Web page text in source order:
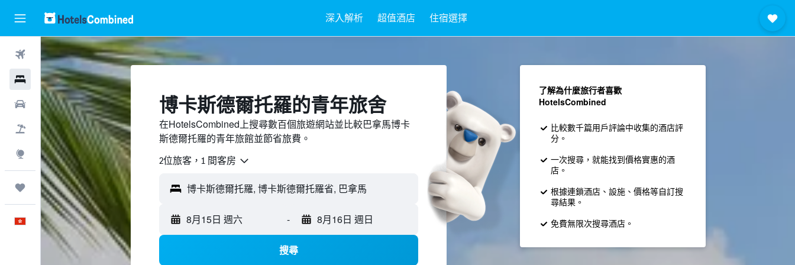
深入解析 超值酒店 住宿選擇
機票
酒店
租車
機票＋酒店
探索
我的旅程
中文
博卡斯德爾托羅的青年旅舍
在HotelsCombined上搜尋數百個旅遊網站並比較巴拿馬博卡
斯德爾托羅的青年旅館並節省旅費。
2位旅客，1 間客房
8月15日 週六 - 8月16日 週日
搜尋
了解為什麼旅行者喜歡
HotelsCombined
比較數千篇用戶評論中收集的酒店評
分。
一次搜尋，就能找到價格實惠的酒
店。
根據連鎖酒店、設施、價格等自訂搜
尋結果。
免費無限次搜尋酒店。